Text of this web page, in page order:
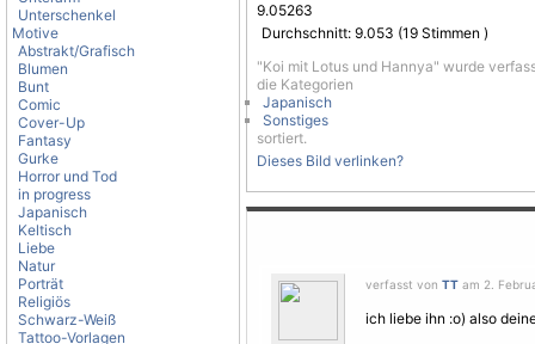
Unterschenkel
Motive
Abstrakt/Grafisch
Blumen
Bunt
Comic
Cover-Up
Fantasy
Gurke
Horror und Tod
in progress
Japanisch
Keltisch
Liebe
Natur
Porträt
Religiös
Schwarz-Weiß
Tattoo-Vorlagen
9.05263
Durchschnitt: 9.053 (19 Stimmen )
"Koi mit Lotus und Hannya" wurde
die Kategorien
Japanisch
Sonstiges
sortiert.
Dieses Bild verlinken?
verfasst von TT am 2.
ich liebe ihn :o) also